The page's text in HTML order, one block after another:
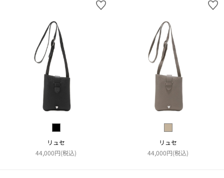
リュセ
44,000円(税込)
リュセ
44,000円(税込)